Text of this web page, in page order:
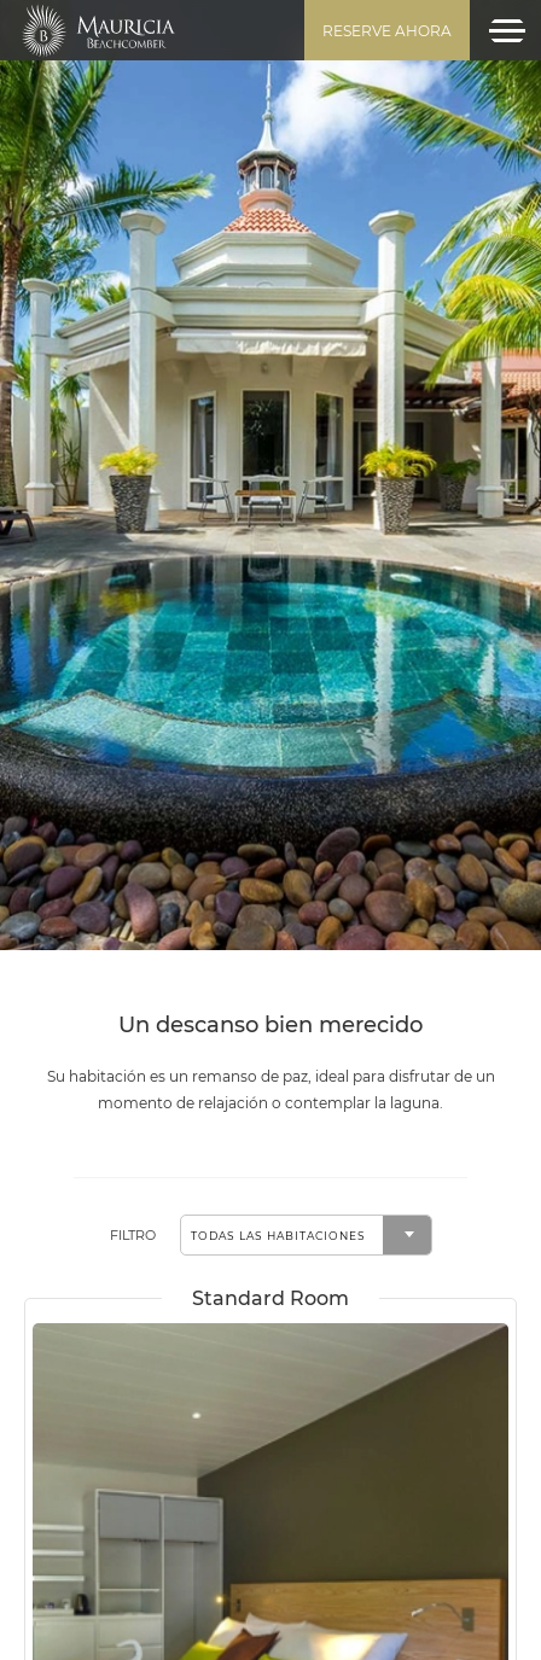
RESERVE AHORA
Un descanso bien merecido
Su habitación es un remanso de paz, ideal para disfrutar de un
momento de relajación o contemplar la laguna.
FILTRO
Standard Room